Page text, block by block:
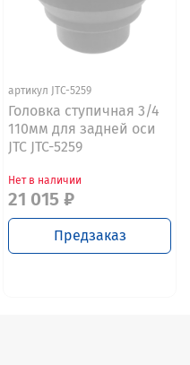
артикул JTC-5259
Головка ступичная 3/4
110мм для задней оси
JTC JTC-5259
Нет в наличии
21 015 ₽
Предзаказ